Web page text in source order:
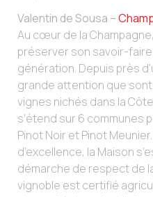
Valentin de Sousa –
Au cœur de la
préserver son savoir-
génération. Depuis près
grande attention que
vignes nichés dans la
s’étend sur 6 communes
Pinot Noir et Pinot
d’excellence, la Maison
démarche de respect de
vignoble est certifié